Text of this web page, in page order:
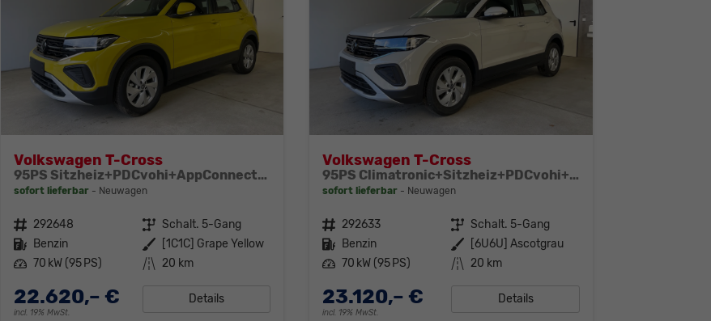
Volkswagen T-Cross
95PS Sitzheiz+PDCvohi+AppConnect+SideAssist+TravelAssist+ACC+Klima
sofort lieferbar Neuwagen
Fahrzeugnr. 292648 Getriebe Schalt. 5-Gang
Kraftstoff Benzin Außenfarbe
[1C1C] Grape Yellow
Leistung 70 kW (95 PS) Kilometerstand 20 km
22.620,– €
incl. 19% MwSt.
Details
Volkswagen T-Cross
95PS Climatronic+Sitzheiz+PDCvohi+AppConnect+Side+TravelAssist+ACC
sofort lieferbar Neuwagen
Fahrzeugnr. 292633 Getriebe Schalt. 5-Gang
Kraftstoff Benzin Außenfarbe
[6U6U] Ascotgrau
Leistung 70 kW (95 PS) Kilometerstand 20 km
23.120,– €
incl. 19% MwSt.
Details